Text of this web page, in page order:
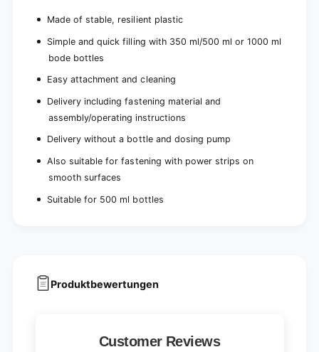
p
e
c
s
)
2
i
e
s
)
Made of stable, resilient plastic
Simple and quick filling with 350 ml/500 ml or 1000 ml
bode bottles
Easy attachment and cleaning
Delivery including fastening material and
assembly/operating instructions
Delivery without a bottle and dosing pump
Also suitable for fastening with power strips on
smooth surfaces
Suitable for 500 ml bottles
Produktbewertungen
Customer Reviews